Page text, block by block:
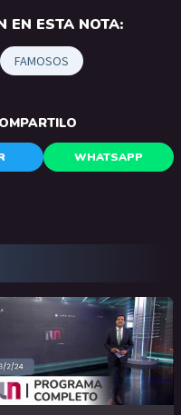
EN ESTA NOTA:
FAMOSOS
WHATSAPP